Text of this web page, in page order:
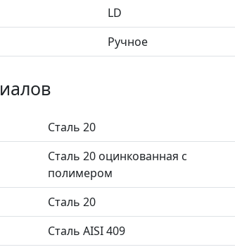
LD
Ручное
Сталь 20
Сталь 20 оцинкованная с
полимером
Сталь 20
Сталь AISI 409